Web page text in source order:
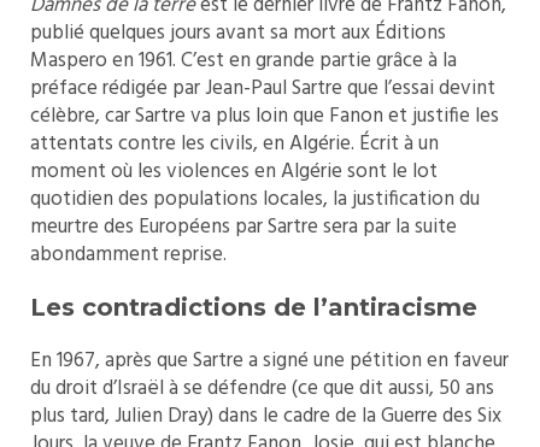
publié quelques jours avant sa mort aux Éditions
Maspero en 1961. C’est en grande partie grâce à la
préface rédigée par Jean-Paul Sartre que l’essai devint
célèbre, car Sartre va plus loin que Fanon et justifie les
attentats contre les civils, en Algérie. Écrit à un
moment où les violences en Algérie sont le lot
quotidien des populations locales, la justification du
meurtre des Européens par Sartre sera par la suite
abondamment reprise.
Les contradictions de l’antiracisme
En 1967, après que Sartre a signé une pétition en faveur
du droit d’Israël à se défendre (ce que dit aussi, 50 ans
plus tard, Julien Dray) dans le cadre de la Guerre des Six